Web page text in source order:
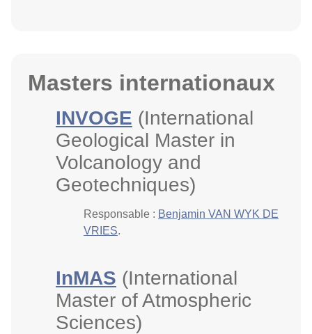
Masters internationaux
INVOGE (International
Geological Master in
Volcanology and
Geotechniques)
Responsable : Benjamin VAN WYK DE
VRIES.
InMAS (International
Master of Atmospheric
Sciences)